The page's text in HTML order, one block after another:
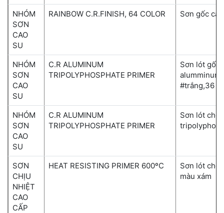
NHÓM
SƠN
CAO
SU
RAINBOW C.R.FINISH, 64 COLOR Sơn gốc
NHÓM
SƠN
CAO
SU
C.R ALUMINUM
TRIPOLYPHOSPHATE PRIMER
Sơn lót gốc
#trắng,36
NHÓM
SƠN
CAO
SU
C.R ALUMINUM
TRIPOLYPHOSPHATE PRIMER
Sơn lót
SƠN
CHỊU
NHIỆT
CAO
CẤP
HEAT RESISTING PRIMER 600ºC
Sơn lót
màu xám